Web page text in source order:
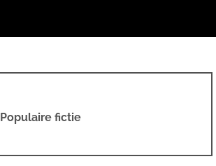
Populaire fictie